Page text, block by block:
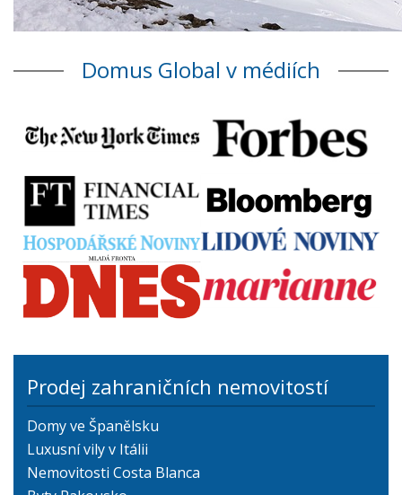
Domus Global v médiích
Prodej zahraničních nemovitostí
Domy ve Španělsku
Luxusní vily v Itálii
Nemovitosti Costa Blanca